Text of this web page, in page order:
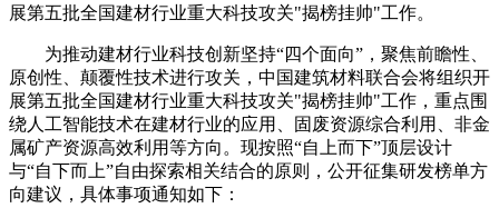
展第五批全国建材行业重大科技攻关"揭榜挂帅"工作。
为推动建材行业科技创新坚持“四个面向”，聚焦前瞻性、
原创性、颠覆性技术进行攻关，中国建筑材料联合会将组织开
展第五批全国建材行业重大科技攻关"揭榜挂帅"工作，重点围
绕人工智能技术在建材行业的应用、固废资源综合利用、非金
属矿产资源高效利用等方向。现按照“自上而下”顶层设计
与“自下而上”自由探索相关结合的原则，公开征集研发榜单方
向建议，具体事项通知如下：